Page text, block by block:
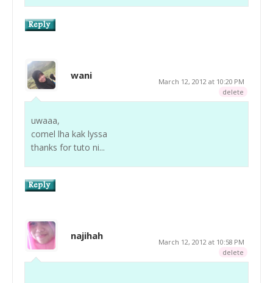
wani
March 12, 2012 at 10:20 PM
delete
uwaaa,
comel lha kak lyssa
thanks for tuto ni...
najihah
March 12, 2012 at 10:58 PM
delete